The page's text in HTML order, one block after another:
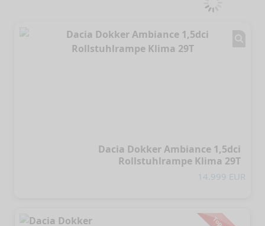
Dacia Dokker Ambiance 1,5dci
Rollstuhlrampe Klima 29T
14.999 EUR